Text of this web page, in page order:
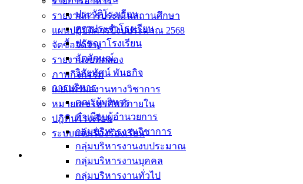
รายงานการประเมินสถานศึกษา
แผนปฏิบัติการปีงบประมาณ 2568
จัดซื้อจัดจ้าง
รายงานงบทดลอง
ภาพกิจกรรม
เผยแพร่ผลงานทางวิชาการ
หมายเลขโทรศัพท์ภายใน
ปฎิทินโรงเรียน
ระบบแจ้งเรื่องร้องเรียน
ประวัติโรงเรียน
ตราประจำโรงเรียน
ปรัชญาโรงเรียน
อัตลักษณ์
วิสัยทัศน์ พันธกิจ
การบริหาร
คณะผู้บริหาร
ทำเนียบผู้อำนวยการ
กลุ่มบริหารงานวิชาการ
กลุ่มบริหารงานงบประมาณ
กลุ่มบริหารงานบุคคล
กลุ่มบริหารงานทั่วไป